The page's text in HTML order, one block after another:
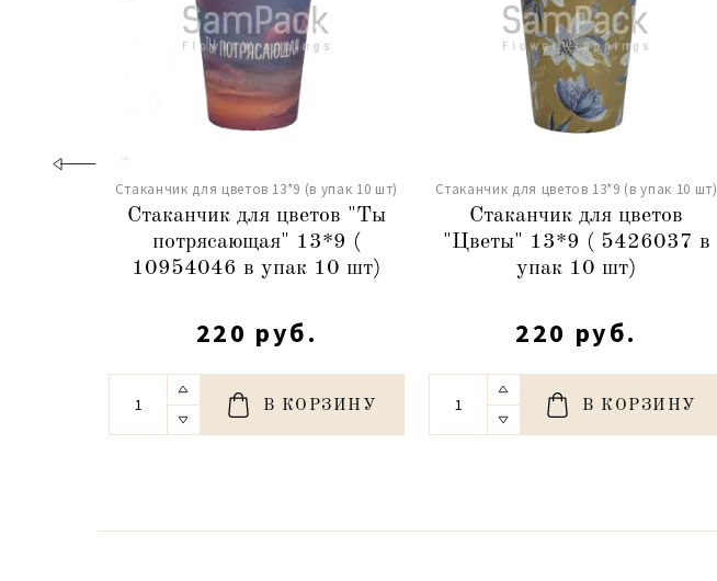
Стаканчик для цветов 13*9 (в упак 10 шт)
Стаканчик для цветов "Ты
потрясающая" 13*9 (
10954046 в упак 10 шт)
220 руб.
В КОРЗИНУ
Стаканчик для цветов 13*9 (в упак 10 шт)
Стаканчик для цветов
"Цветы" 13*9 ( 5426037 в
упак 10 шт)
220 руб.
В КОРЗИНУ